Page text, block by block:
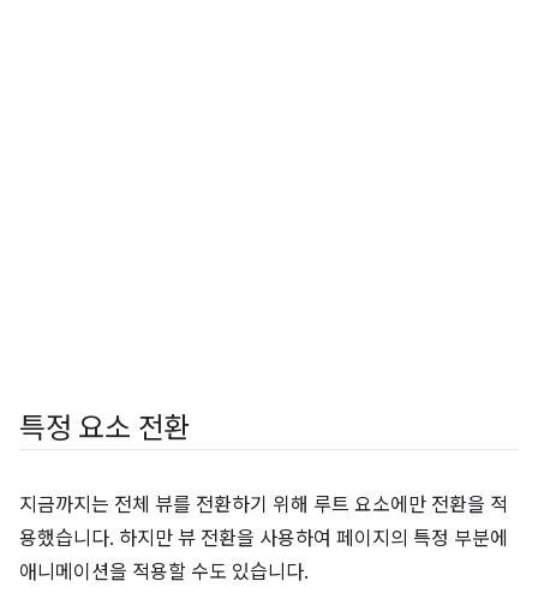
특정 요소 전환
지금까지는 전체 뷰를 전환하기 위해 루트 요소에만 전환을 적
용했습니다. 하지만 뷰 전환을 사용하여 페이지의 특정 부분에
애니메이션을 적용할 수도 있습니다.